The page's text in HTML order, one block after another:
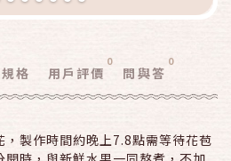
格 用戶評價
0 0
問與答
製作時間約晚上7.8點需等待花苞